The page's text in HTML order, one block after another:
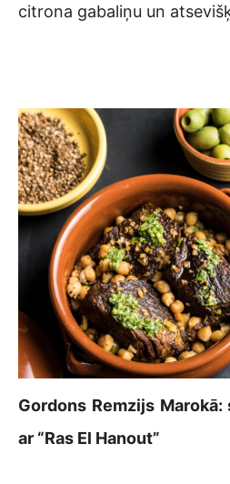
citrona gabaliņu un
Gordons Remzijs
ar “Ras El Hanout”